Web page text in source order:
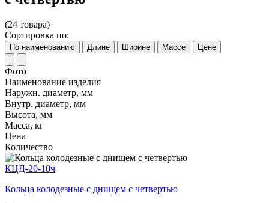
(24 товара)
Сортировка по:
По наименованию Длине Ширине Массе Цене
Фото
Наименование изделия
Наружн. диаметр, мм
Внутр. диаметр, мм
Высота, мм
Масса, кг
Цена
Количество
КЦД-20-10ч
Кольца колодезные с днищем с четвертью